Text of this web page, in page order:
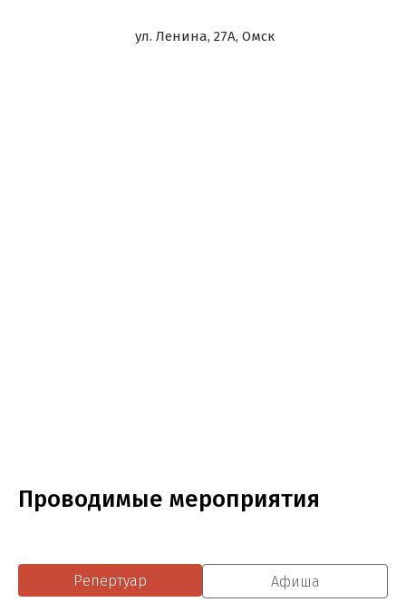
ул. Ленина, 27А, Омск
Проводимые мероприятия
Репертуар Афиша